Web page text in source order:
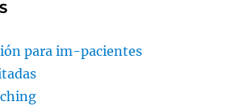
para im-pacientes